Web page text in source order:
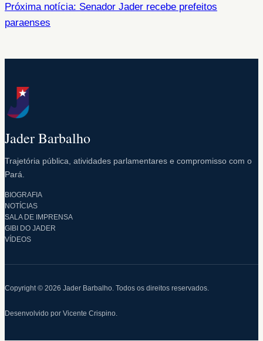
Próxima notícia: Senador Jader recebe prefeitos
paraenses
Jader Barbalho
Trajetória pública, atividades parlamentares e compromisso com o
Pará.
BIOGRAFIA
NOTÍCIAS
SALA DE IMPRENSA
GIBI DO JADER
VÍDEOS
Copyright © 2026 Jader Barbalho. Todos os direitos reservados.
Desenvolvido por Vicente Crispino.